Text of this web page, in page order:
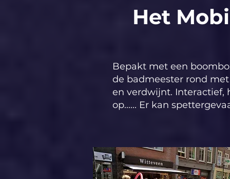
Het
Bepakt met een
de badmeester rond
en verdwijnt. Interactief,
op...... Er kan